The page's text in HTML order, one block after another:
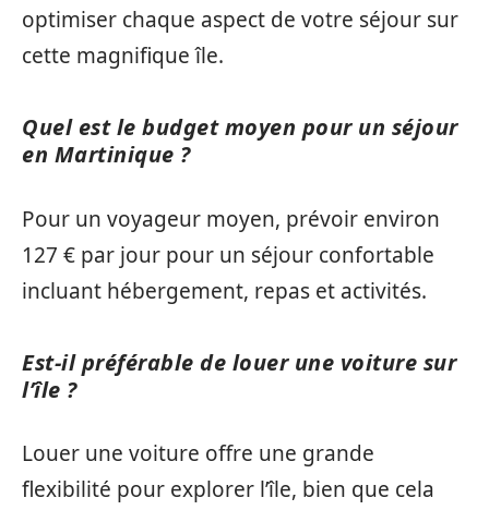
optimiser chaque aspect de votre séjour sur
cette magnifique île.
Quel est le budget moyen pour un séjour
en Martinique ?
Pour un voyageur moyen, prévoir environ
127 € par jour pour un séjour confortable
incluant hébergement, repas et activités.
Est-il préférable de louer une voiture sur
l’île ?
Louer une voiture offre une grande
flexibilité pour explorer l’île, bien que cela